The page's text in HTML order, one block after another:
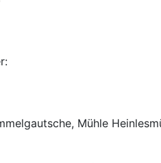
Mühle